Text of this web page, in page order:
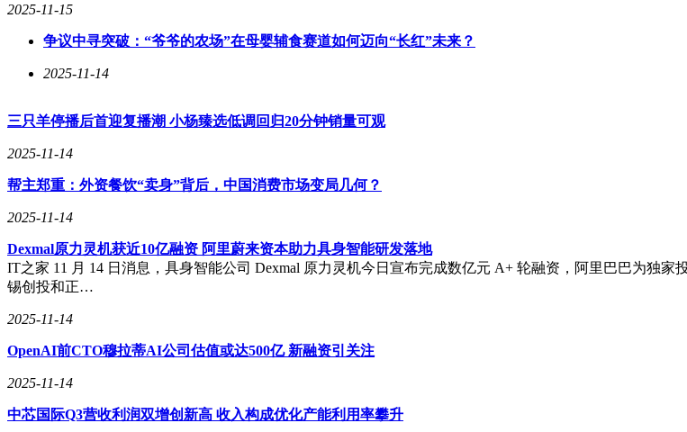
2025-11-15
争议中寻突破：“爷爷的农场”在母婴辅食赛道如何迈向“长红”未来？
2025-11-14
三只羊停播后首迎复播潮 小杨臻选低调回归20分钟销量可观
2025-11-14
帮主郑重：外资餐饮“卖身”背后，中国消费市场变局几何？
2025-11-14
Dexmal原力灵机获近10亿融资 阿里蔚来资本助力具身智能研发落地
IT之家 11 月 14 日消息，具身智能公司 Dexmal 原力灵机今日宣布完成数亿元 A+ 轮融资，阿里巴巴为独
锡创投和正…
2025-11-14
OpenAI前CTO穆拉蒂AI公司估值或达500亿 新融资引关注
2025-11-14
中芯国际Q3营收利润双增创新高 收入构成优化产能利用率攀升